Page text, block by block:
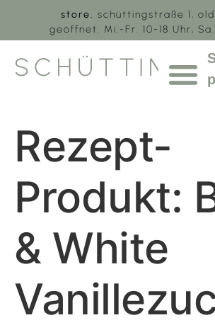
store. schüttingstraße 1,
geöffnet: Mi.-Fr. 10-18 Uhr, Sa.
SCHÜTTING.1p
Rezept-
Produkt:
& White